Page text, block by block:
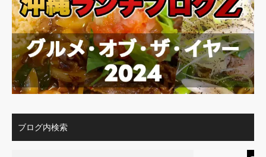
ブログ内検索